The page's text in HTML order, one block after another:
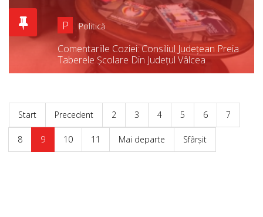
P Politică
Comentariile Coziei: Consiliul Județean Preia
Taberele Școlare Din Județul Vâlcea
Start Precedent 2 3 4 5 6 7
8 9 10 11 Mai departe Sfârșit